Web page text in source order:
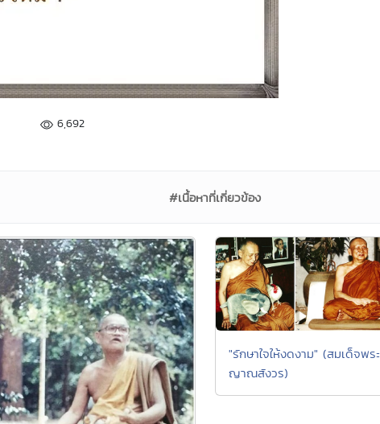
6,692
#เนื้อหาที่เกี่ยวข้อง
"รักษาใจให้งดงาม" (สมเด็จพระ
ญาณสังวร)